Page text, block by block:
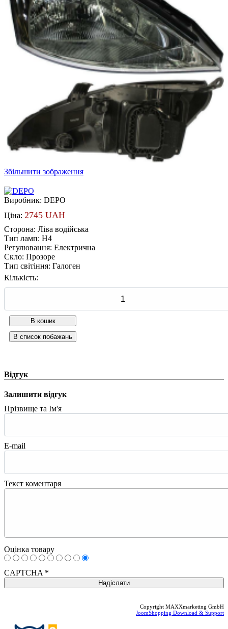
Збільшити зображення
Виробник: DEPO
Ціна: 2745 UAH
Сторона: Ліва водійська
Тип ламп: H4
Регулювання: Електрична
Скло: Прозоре
Тип світіння: Галоген
Кількість:
Відгук
Залишити відгук
Прізвище та Ім'я
E-mail
Текст коментаря
Оцінка товару
CAPTCHA *
Copyright MAXXmarketing GmbH
JoomShopping Download & Support